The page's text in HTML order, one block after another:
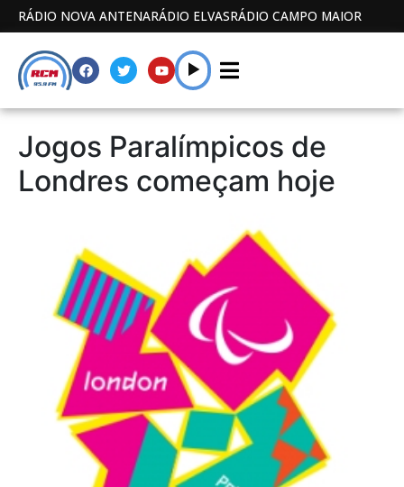
RÁDIO NOVA ANTENARÁDIO ELVASRÁDIO CAMPO MAIOR
Jogos Paralímpicos de
Londres começam hoje